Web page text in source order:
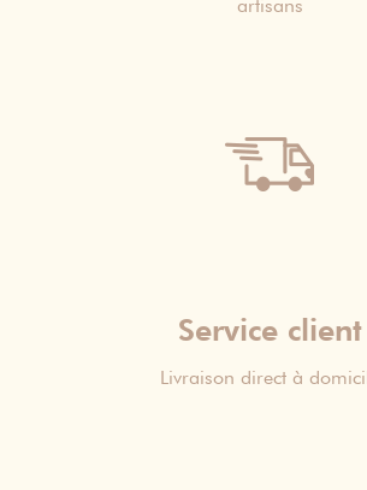
artisans
Service client
Livraison direct à